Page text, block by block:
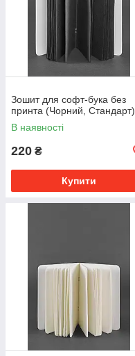
Зошит для софт-бука без
принта (Чорний, Стандарт)
В наявності
220 ₴
Купити